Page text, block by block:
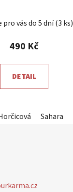
hodnocení
produktu
5,0
z
pro vás do 5 dní(3 ks)
490 Kč
DETAIL
Sahara